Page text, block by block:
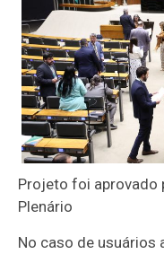
Projeto foi aprovado
Plenário
No caso de